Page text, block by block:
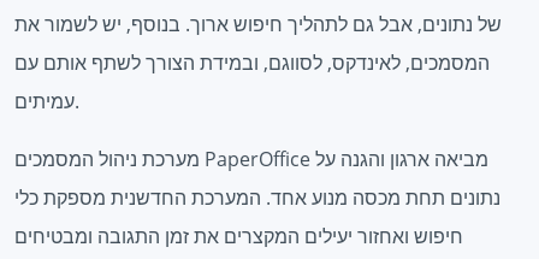
של נתונים, אבל גם לתהליך חיפוש ארוך. בנוסף, יש לשמור את
המסמכים, לאינדקס, לסווגם, ובמידת הצורך לשתף אותם עם
עמיתים.
מערכת ניהול המסמכים PaperOffice מביאה ארגון והגנה על
נתונים תחת מכסה מנוע אחד. המערכת החדשנית מספקת כלי
חיפוש ואחזור יעילים המקצרים את זמן התגובה ומבטיחים